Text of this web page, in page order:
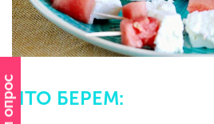
ЧТО БЕРЕМ: